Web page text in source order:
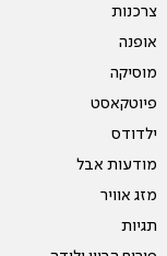
צרכנות
אופנה
מוסיקה
פיוטקאסט
ילדודס
מודעות אבל
מזג אוויר
תגיות